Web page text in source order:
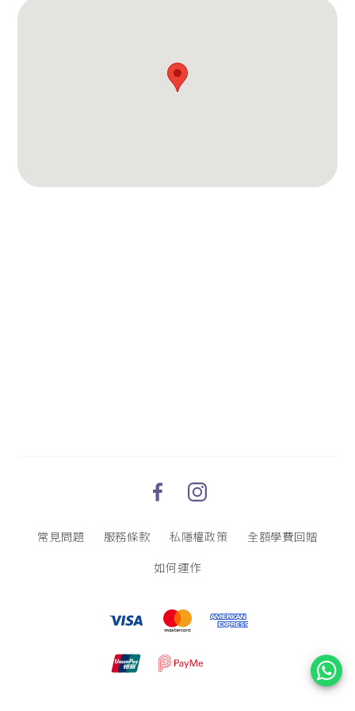
常見問題 服務條款 私隱權政策
全額學費回贈
如何運作